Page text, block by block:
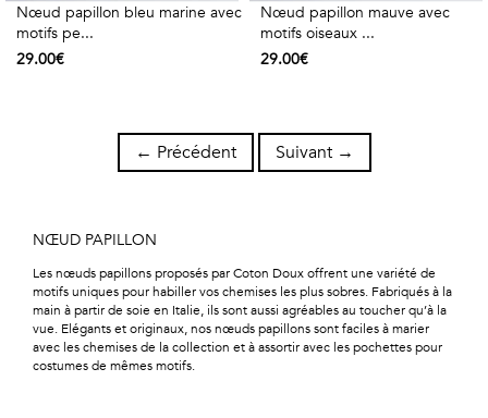
Nœud papillon bleu marine avec
motifs pe...
29.00€
Nœud papillon mauve avec
motifs oiseaux ...
29.00€
← Précédent Suivant →
NŒUD PAPILLON
Les nœuds papillons proposés par Coton Doux offrent une variété de
motifs uniques pour habiller vos chemises les plus sobres. Fabriqués à la
main à partir de soie en Italie, ils sont aussi agréables au toucher qu’à la
vue. Elégants et originaux, nos nœuds papillons sont faciles à marier
avec les chemises de la collection et à assortir avec les pochettes pour
costumes de mêmes motifs.